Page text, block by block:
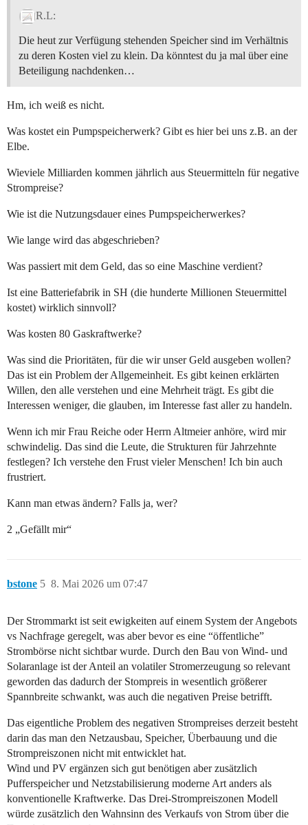
R.L:
Die heut zur Verfügung stehenden Speicher sind im Verhältnis
zu deren Kosten viel zu klein. Da könntest du ja mal über eine
Beteiligung nachdenken…
Hm, ich weiß es nicht.
Was kostet ein Pumpspeicherwerk? Gibt es hier bei uns z.B. an der
Elbe.
Wieviele Milliarden kommen jährlich aus Steuermitteln für negative
Strompreise?
Wie ist die Nutzungsdauer eines Pumpspeicherwerkes?
Wie lange wird das abgeschrieben?
Was passiert mit dem Geld, das so eine Maschine verdient?
Ist eine Batteriefabrik in SH (die hunderte Millionen Steuermittel
kostet) wirklich sinnvoll?
Was kosten 80 Gaskraftwerke?
Was sind die Prioritäten, für die wir unser Geld ausgeben wollen?
Das ist ein Problem der Allgemeinheit. Es gibt keinen erklärten
Willen, den alle verstehen und eine Mehrheit trägt. Es gibt die
Interessen weniger, die glauben, im Interesse fast aller zu handeln.
Wenn ich mir Frau Reiche oder Herrn Altmeier anhöre, wird mir
schwindelig. Das sind die Leute, die Strukturen für Jahrzehnte
festlegen? Ich verstehe den Frust vieler Menschen! Ich bin auch
frustriert.
Kann man etwas ändern? Falls ja, wer?
2 „Gefällt mir“
bstone 8. Mai 2026 um 07:47
5
Der Strommarkt ist seit ewigkeiten auf einem System der Angebots
vs Nachfrage geregelt, was aber bevor es eine “öffentliche”
Strombörse nicht sichtbar wurde. Durch den Bau von Wind- und
Solaranlage ist der Anteil an volatiler Stromerzeugung so relevant
geworden das dadurch der Stompreis in wesentlich größerer
Spannbreite schwankt, was auch die negativen Preise betrifft.
Das eigentliche Problem des negativen Strompreises derzeit besteht
darin das man den Netzausbau, Speicher, Überbauung und die
Strompreiszonen nicht mit entwicklet hat.
Wind und PV ergänzen sich gut benötigen aber zusätzlich
Pufferspeicher und Netzstabilisierung moderne Art anders als
konventionelle Kraftwerke. Das Drei-Strompreiszonen Modell
würde zusätzlich den Wahnsinn des Verkaufs von Strom über die